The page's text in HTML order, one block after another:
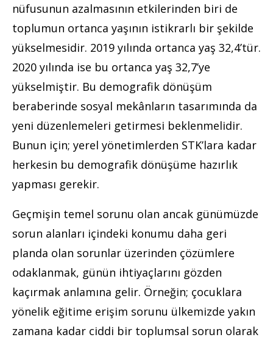
nüfusunun azalmasının etkilerinden biri de
toplumun ortanca yaşının istikrarlı bir şekilde
yükselmesidir. 2019 yılında ortanca yaş 32,4’tür.
2020 yılında ise bu ortanca yaş 32,7’ye
yükselmiştir. Bu demografik dönüşüm
beraberinde sosyal mekânların tasarımında da
yeni düzenlemeleri getirmesi beklenmelidir.
Bunun için; yerel yönetimlerden STK’lara kadar
herkesin bu demografik dönüşüme hazırlık
yapması gerekir.
Geçmişin temel sorunu olan ancak günümüzde
sorun alanları içindeki konumu daha geri
planda olan sorunlar üzerinden çözümlere
odaklanmak, günün ihtiyaçlarını gözden
kaçırmak anlamına gelir. Örneğin; çocuklara
yönelik eğitime erişim sorunu ülkemizde yakın
zamana kadar ciddi bir toplumsal sorun olarak